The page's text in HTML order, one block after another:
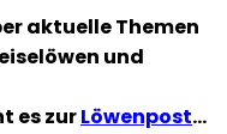
aktuelle Themen
und
es zurLöwenpost…